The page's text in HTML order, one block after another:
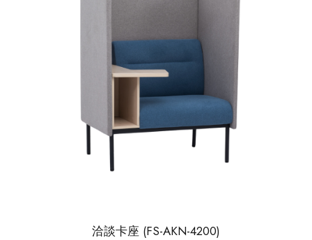
洽談卡座 (FS-AKN-4200)